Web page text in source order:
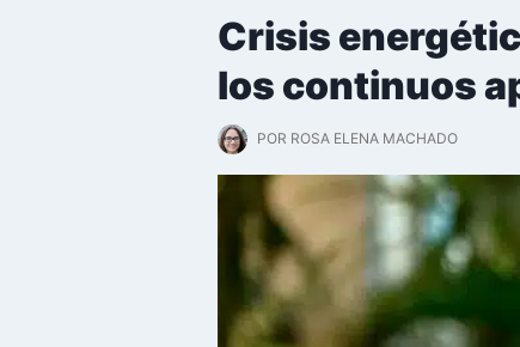
Crisis
los continuos
POR ROSA ELENA MACHADO